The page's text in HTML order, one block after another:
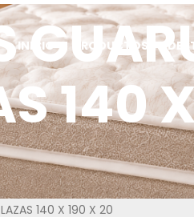
INICIO PRODUCTOS
140
140 X 190 X 20